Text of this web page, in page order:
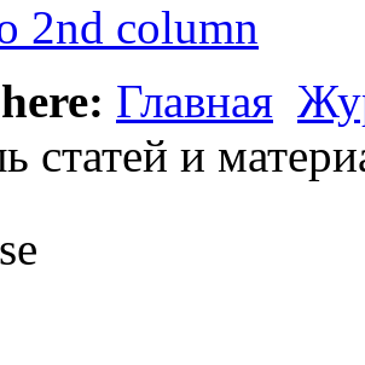
2nd column
Главная
статей и